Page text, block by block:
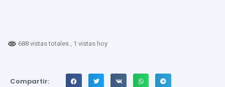
688 vistas totales , 1 vistas hoy
Compartir: